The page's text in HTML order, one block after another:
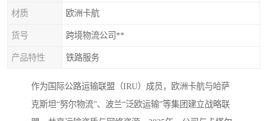
材质 欧洲卡航
货号 跨境物流公司**
产品特性 铁路服务
作为国际公路运输联盟（IRU）成员，欧洲卡航与哈萨
克斯坦“努尔物流”、波兰“泛欧运输”等集团建立战略联